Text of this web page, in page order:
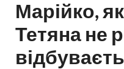
Марійко,
Тетяна не